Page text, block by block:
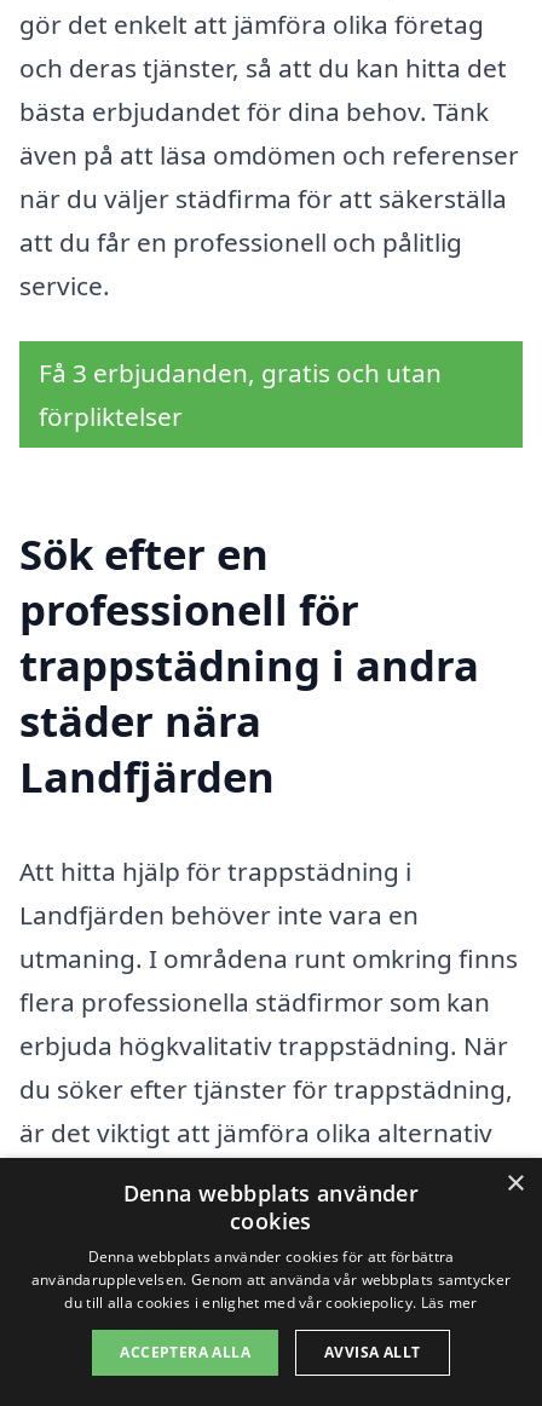
gör det enkelt att jämföra olika företag
och deras tjänster, så att du kan hitta det
bästa erbjudandet för dina behov. Tänk
även på att läsa omdömen och referenser
när du väljer städfirma för att säkerställa
att du får en professionell och pålitlig
service.
Få 3 erbjudanden, gratis och utan
förpliktelser
Sök efter en
professionell för
trappstädning i andra
städer nära
Landfjärden
Att hitta hjälp för trappstädning i
Landfjärden behöver inte vara en
utmaning. I områdena runt omkring finns
flera professionella städfirmor som kan
erbjuda högkvalitativ trappstädning. När
du söker efter tjänster för trappstädning,
är det viktigt att jämföra olika alternativ
för att hitta det som passar dina behov
bäst. Här är några städer i närheten av
Landfjärden där du kan hitta tjänster för
trappstädning:
Nynäshamn
×
Denna webbplats använder
cookies
Denna webbplats använder cookies för att förbättra
användarupplevelsen. Genom att använda vår webbplats samtycker
du till alla cookies i enlighet med vår cookiepolicy. Läs mer
ACCEPTERA ALLA AVVISA ALLT